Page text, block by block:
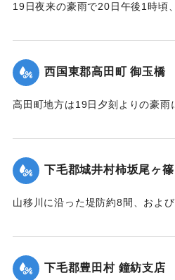
19日夜来の豪雨で20日午後1時頃
結果、ただちに復旧した。
【出典：大分新聞 大正12年6月22
｜固有コード: 00275062
西国東郡高田町 御玉橋
高田町地方は19日夕刻よりの豪雨
まずについに桂川は近々30分間
増水を見るにいたり、橋の架設工
舟が流失したのをはじめとして沿
【出典：大分新聞 大正12年6月
面】
下毛郡城井村柿坂尾ヶ篠
山移川に沿った堤防約8間、およ
になった。
住民所有の木材、セメント（価格
下毛郡豊田村 鐘紡支店